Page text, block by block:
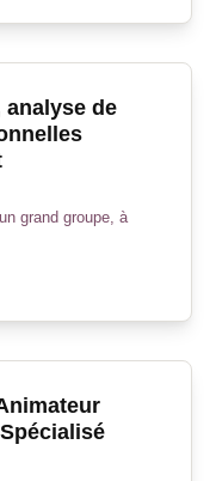
de
grand groupe, à